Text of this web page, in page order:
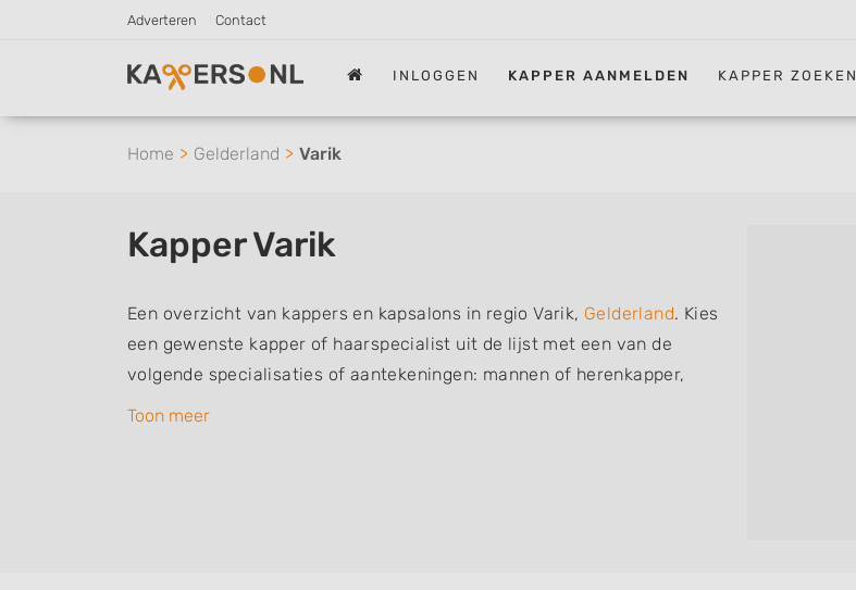
Adverteren Contact
INLOGGEN KAPPER AANMELDEN KAPPER ZOEKEN
Home Gelderland Varik
Kapper Varik
Een overzicht van kappers en kapsalons in regio Varik, Gelderland. Kies
een gewenste kapper of haarspecialist uit de lijst met een van de
volgende specialisaties of aantekeningen: mannen of herenkapper,
vrouwen of dameskapper, kinderkapper, thuiskapper, barber of kies voor
Toon meer